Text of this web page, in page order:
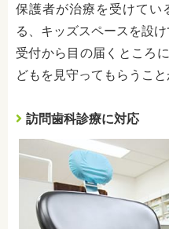
保護者が治療を受けてい
る、キッズスペースを設け
受付から目の届くところ
どもを見守ってもらうこと
訪問歯科診療に対応